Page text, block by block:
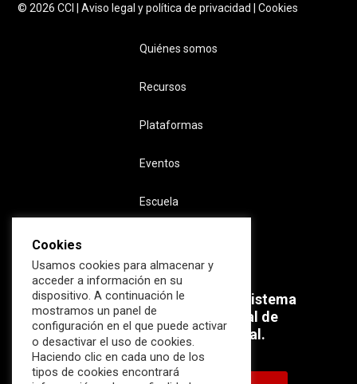
©2026 CCI |Aviso legal y política de privacidad |Cookies
Quiénes somos
Recursos
Plataformas
Eventos
Escuela
Súmate ahora al mayor Ecosistema
profesional e internacional de
Ciberseguridad Industrial.
Cookies
Usamos cookies para almacenar y
acceder a información en su
dispositivo. A continuación le
mostramos un panel de
configuración en el que puede activar
o desactivar el uso de cookies.
Haciendo clic en cada uno de los
tipos de cookies encontrará